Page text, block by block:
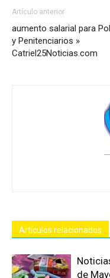
Artículo anterior
aumento salarial para
y Penitenciarios »
Catriel25Noticias.com
Artículos relacionados
de